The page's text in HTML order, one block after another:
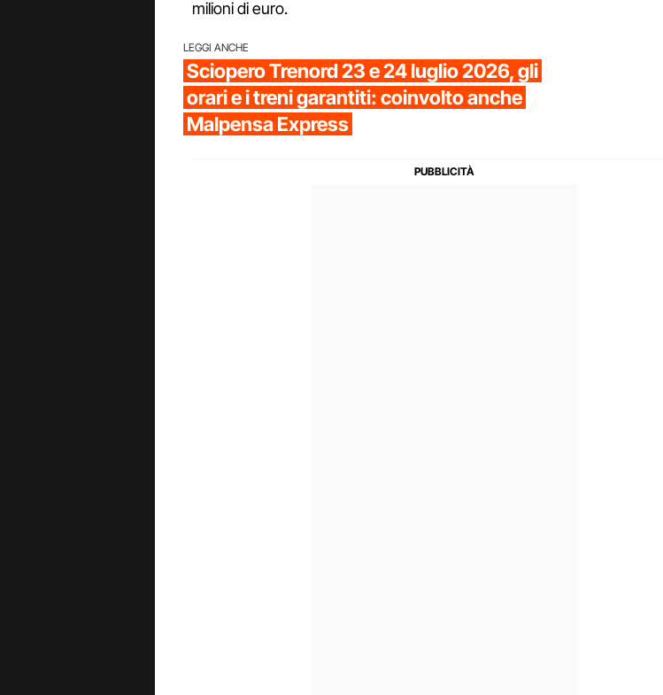
milioni di euro.
LEGGI ANCHE
Sciopero Trenord 23 e 24 luglio 2026, gli
orari e i treni garantiti: coinvolto anche
Malpensa Express